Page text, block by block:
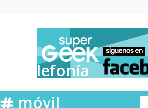
Telefonía
móvil